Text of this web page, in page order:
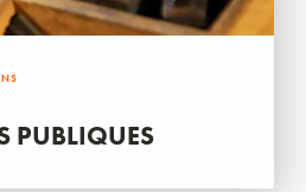
PUBLIQUES